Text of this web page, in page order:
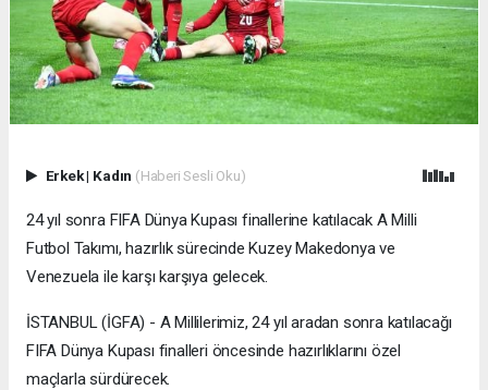
Erkek| Kadın (Haberi Sesli Oku)
24 yıl sonra FIFA Dünya Kupası finallerine katılacak A Milli
Futbol Takımı, hazırlık sürecinde Kuzey Makedonya ve
Venezuela ile karşı karşıya gelecek.
İSTANBUL (İGFA) - A Millilerimiz, 24 yıl aradan sonra katılacağı
FIFA Dünya Kupası finalleri öncesinde hazırlıklarını özel
maçlarla sürdürecek.